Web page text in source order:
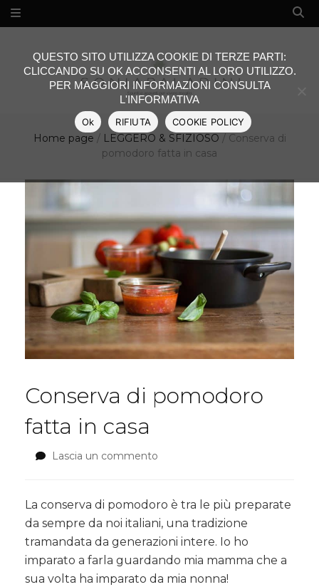
Home page / LEGGERO & SFIZIOSO / Conserva di
pomodoro fatta in casa
Conserva di pomodoro
fatta in casa
Lascia un commento
pomodoro
fatta
in
casa
La conserva di pomodoro è tra le più preparate
da sempre da noi italiani, una tradizione
tramandata da generazioni intere. Io ho
imparato a farla guardando mia mamma che a
sua volta ha imparato da mia nonna!
QUESTO SITO UTILIZZA COOKIE DI TERZE PARTI:
CLICCANDO SU OK ACCONSENTI AL LORO UTILIZZO.
PER MAGGIORI INFORMAZIONI CONSULTA
L'INFORMATIVA
Ok RIFIUTA COOKIE POLICY